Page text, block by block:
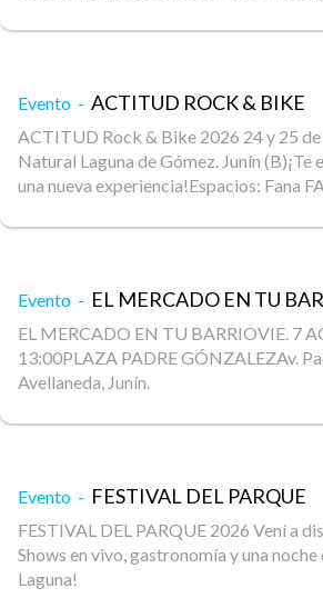
Evento - ACTITUD ROCK & BIKE
ACTITUD Rock & Bike 2026 24 y 25 de
Natural Laguna de Gómez. Junín (B)¡Te
una nueva experiencia​!Espacios: Fana
Evento - EL MERCADO EN TU
EL MERCADO EN TU BARRIOVIE. 7
13:00PLAZA PADRE GÓNZALEZAv.
Avellaneda, Junín.
Evento - FESTIVAL DEL PARQUE
FESTIVAL DEL PARQUE 2026 Vení a
Shows en vivo, gastronomía y una noche
Laguna!